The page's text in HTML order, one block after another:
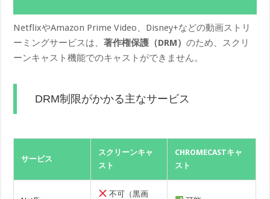
NetflixやAmazon Prime Video、Disney+などの動画ストリ
ーミングサービスは、著作権保護（DRM）のため、スクリ
ーンキャスト機能でのキャストができません。
DRM制限がかかる主なサービス
サービス
スクリーンキャ
スト
CHROMECASTキャ
スト
不可（黒画